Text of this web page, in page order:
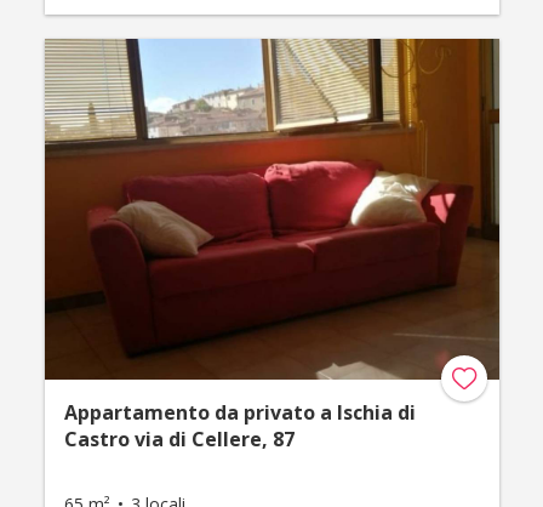
Appartamento da privato a Ischia di
Castro via di Cellere, 87